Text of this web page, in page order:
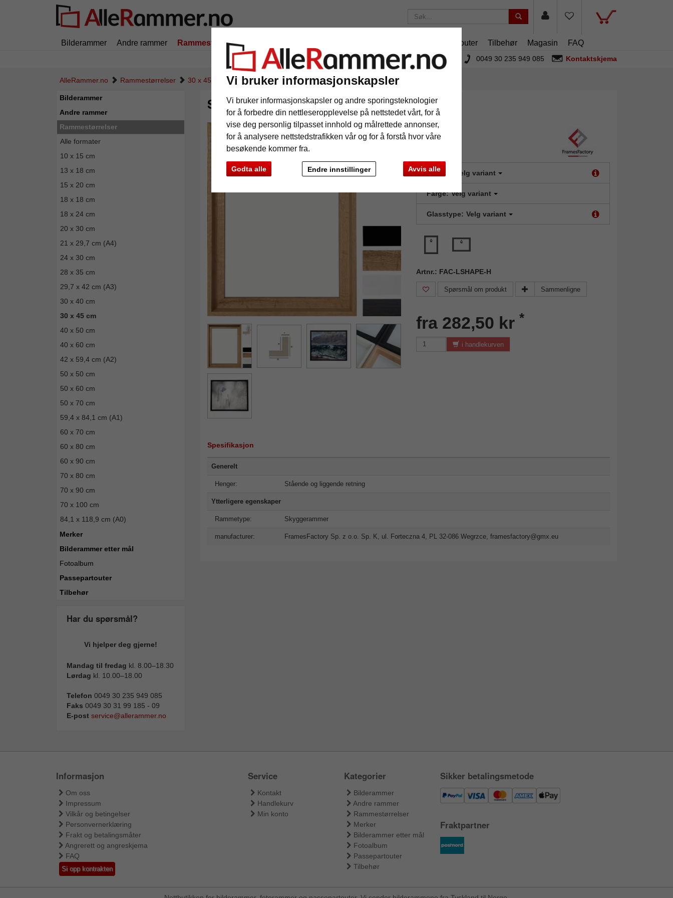
Vi bruker informasjonskapsler
Vi bruker informasjonskapsler og andre sporingsteknologier
for å forbedre din nettleseropplevelse på nettstedet vårt, for å
vise deg personlig tilpasset innhold og målrettede annonser,
for å analysere nettstedstrafikken vår og for å forstå hvor våre
besøkende kommer fra.
Godta alle Avvis alle
Endre innstillinger
Bilderammer Andre rammer Rammestørrelser Passepartouter Tilbehør Magasin FAQ
Fraktkostnadene er 175 kruansett hvor mye du bestiller! 0049 30 235 949 085 Kontaktskjema
AlleRammer.no Rammestørrelser 30 x 45 cm Skyggeramme Mila
Bilderammer
Andre rammer
Rammestørrelser
Alle formater
10 x 15 cm
13 x 18 cm
15 x 20 cm
18 x 18 cm
18 x 24 cm
20 x 30 cm
21 x 29,7 cm (A4)
24 x 30 cm
28 x 35 cm
29,7 x 42 cm (A3)
30 x 40 cm
30 x 45 cm
40 x 50 cm
40 x 60 cm
42 x 59,4 cm (A2)
50 x 50 cm
50 x 60 cm
50 x 70 cm
59,4 x 84,1 cm (A1)
60 x 70 cm
60 x 80 cm
60 x 90 cm
70 x 80 cm
70 x 90 cm
70 x 100 cm
84,1 x 118,9 cm (A0)
Merker
Bilderammer etter mål
Fotoalbum
Passepartouter
Tilbehør
Har du spørsmål?
Vi hjelper deg gjerne!
Mandag til fredag kl. 8.00–18.30
Lørdag kl. 10.00–18.00
Telefon 0049 30 235 949 085
Faks 0049 30 31 99 185 - 09
E-post service@allerammer.no
Skyggeramme Mila
Format: Velg variant
Farge: Velg variant
Glasstype: Velg variant
Artnr.: FAC-LSHAPE-H
Spørsmål om produkt Sammenligne
fra 282,50 kr *
i handlekurven
Spesifikasjon
Generelt
Henger: Stående og liggende retning
Ytterligere egenskaper
Rammetype: Skyggerammer
manufacturer: FramesFactory Sp. z o.o. Sp. K, ul. Forteczna 4, PL 32-086 Wegrzce, framesfactory@gmx.eu
Informasjon
Om oss
Impressum
Vilkår og betingelser
Personvernerklæring
Frakt og betalingsmåter
Angrerett og angreskjema
FAQ
Si opp kontrakten
Service
Kontakt
Handlekurv
Min konto
Kategorier
Bilderammer
Andre rammer
Rammestørrelser
Merker
Bilderammer etter mål
Fotoalbum
Passepartouter
Tilbehør
Sikker betalingsmetode
Fraktpartner